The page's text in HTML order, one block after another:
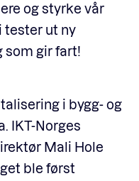
og styrke vår
tester ut ny
gir fart!
i bygg- og
IKT-Norges
Mali Hole
ble først